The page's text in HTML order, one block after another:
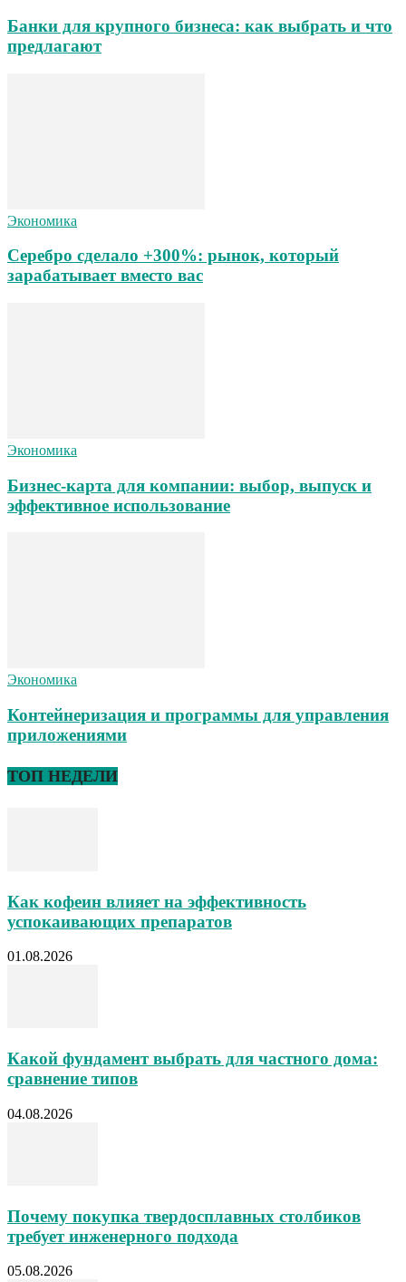
Банки для крупного бизнеса: как выбрать и что
предлагают
Экономика
Серебро сделало +300%: рынок, который
зарабатывает вместо вас
Экономика
Бизнес-карта для компании: выбор, выпуск и
эффективное использование
Экономика
Контейнеризация и программы для управления
приложениями
ТОП НЕДЕЛИ
Как кофеин влияет на эффективность
успокаивающих препаратов
01.08.2026
Какой фундамент выбрать для частного дома:
сравнение типов
04.08.2026
Почему покупка твердосплавных столбиков
требует инженерного подхода
05.08.2026